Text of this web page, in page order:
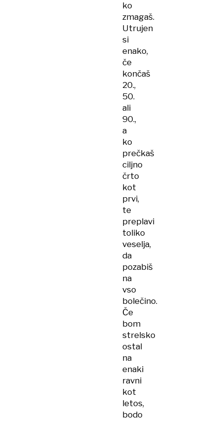
ko
zmagaš.
Utrujen
si
enako,
če
končaš
20.,
50.
ali
90.,
a
ko
prečkaš
ciljno
črto
kot
prvi,
te
preplavi
toliko
veselja,
da
pozabiš
na
vso
bolečino.
Če
bom
strelsko
ostal
na
enaki
ravni
kot
letos,
bodo